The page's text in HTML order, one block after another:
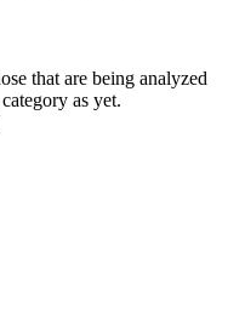
that are being analyzed
as yet.